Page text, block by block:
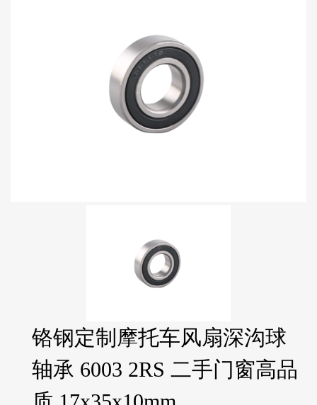
铬钢定制摩托车风扇深沟球
轴承 6003 2RS 二手门窗高品